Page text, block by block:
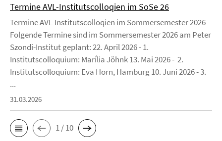
Termine AVL-Institutscolloqien im SoSe 26
Termine AVL-Institutscolloqien im Sommersemester 2026
Folgende Termine sind im Sommersemester 2026 am Peter
Szondi-Institut geplant: 22. April 2026 - 1.
Institutscolloquium: Marília Jöhnk 13. Mai 2026 - 2.
Institutscolloquium: Eva Horn, Hamburg 10. Juni 2026 - 3.
...
31.03.2026
1 / 10